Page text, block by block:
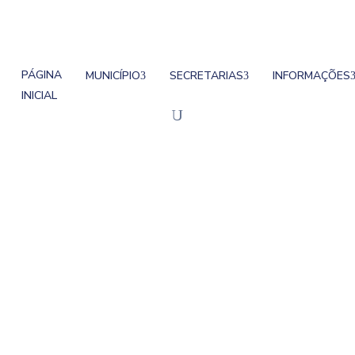
PÁGINA
INICIAL
MUNICÍPIO SECRETARIAS INFORMAÇÕES